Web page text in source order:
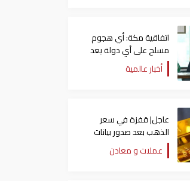
اتفاقية مكة: أي هجوم
مسلح على أي دولة يعد
هجوما على الدول الثلاث
جميعا
أخبار عالمية
عاجل| قفزة في سعر
الذهب بعد صدور بيانات
الوظائف الأمريكية
عملات و معادن